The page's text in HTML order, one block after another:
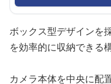
ボックス型デザインを
を効率的に収納できる
カメラ本体を中央に配